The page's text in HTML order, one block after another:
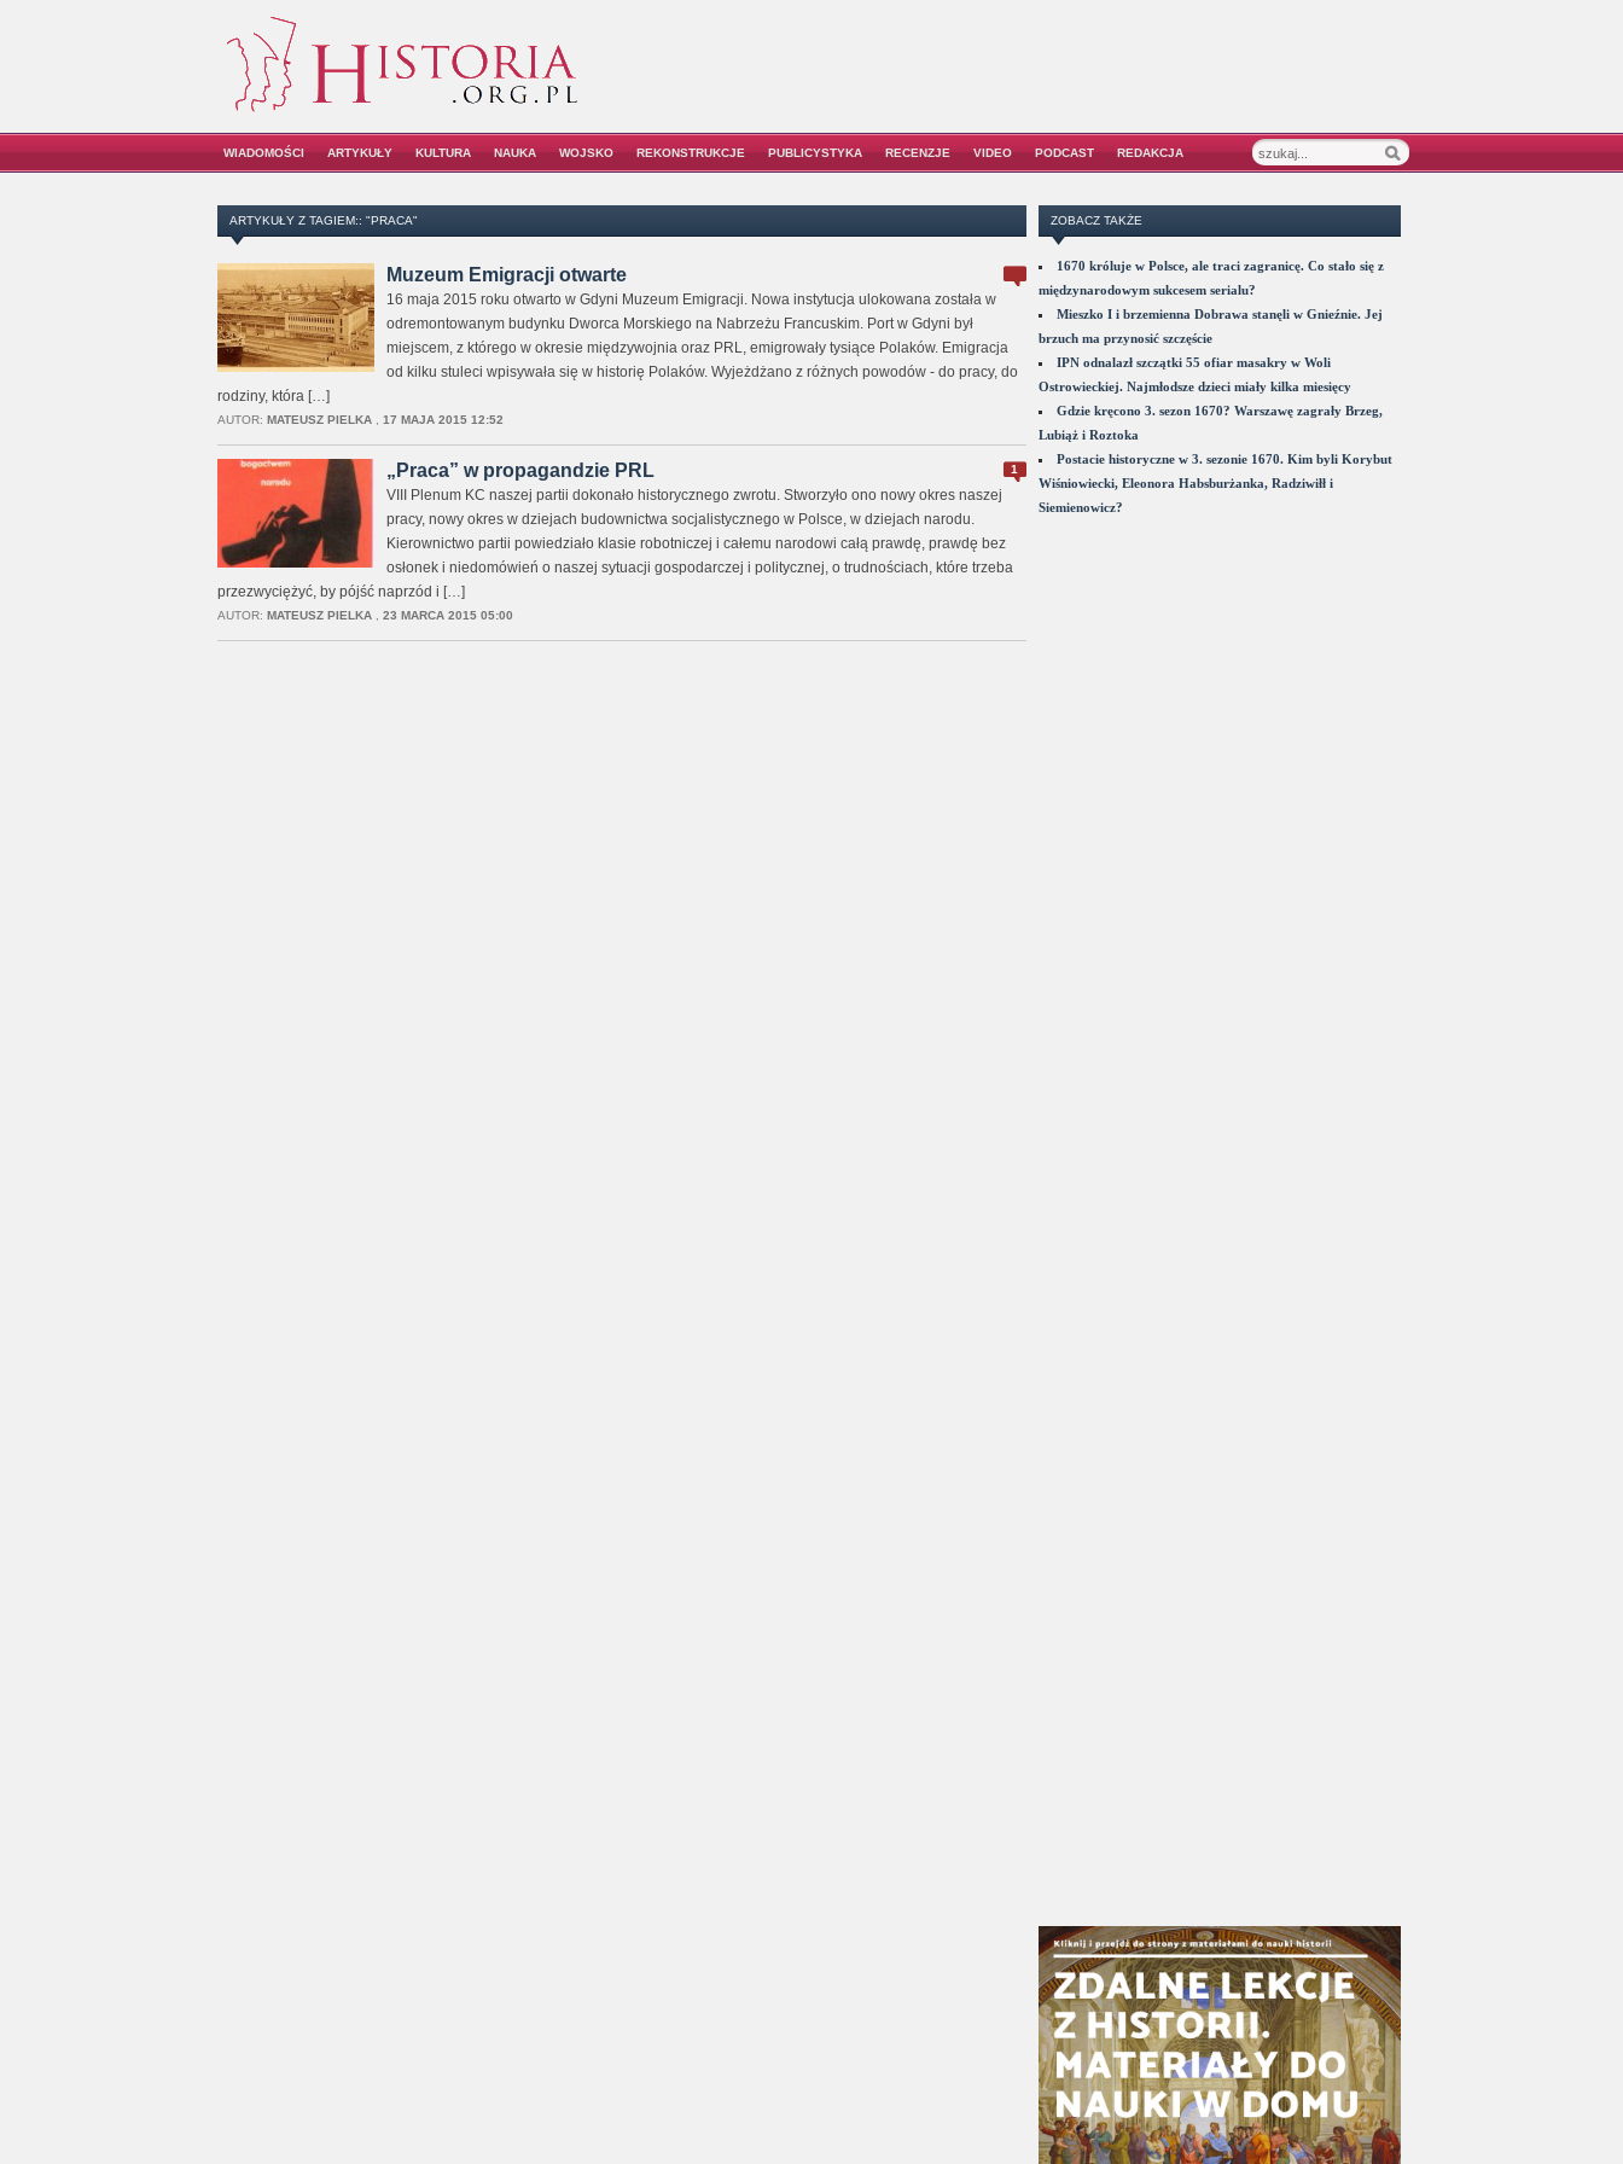
WIADOMOŚCI ARTYKUŁY KULTURA NAUKA WOJSKO REKONSTRUKCJE PUBLICYSTYKA RECENZJE VIDEO PODCAST REDAKCJA
ARTYKUŁY Z TAGIEM:: "PRACA"
Muzeum Emigracji otwarte
16 maja 2015 roku otwarto w Gdyni Muzeum Emigracji. Nowa instytucja ulokowana została w
odremontowanym budynku Dworca Morskiego na Nabrzeżu Francuskim. Port w Gdyni był
miejscem, z którego w okresie międzywojnia oraz PRL, emigrowały tysiące Polaków. Emigracja
od kilku stuleci wpisywała się w historię Polaków. Wyjeżdżano z różnych powodów - do pracy, do
rodziny, która […]
AUTOR: MATEUSZ PIELKA, 17 MAJA 2015 12:52
1
„Praca” w propagandzie PRL
VIII Plenum KC naszej partii dokonało historycznego zwrotu. Stworzyło ono nowy okres naszej
pracy, nowy okres w dziejach budownictwa socjalistycznego w Polsce, w dziejach narodu.
Kierownictwo partii powiedziało klasie robotniczej i całemu narodowi całą prawdę, prawdę bez
osłonek i niedomówień o naszej sytuacji gospodarczej i politycznej, o trudnościach, które trzeba
przezwyciężyć, by pójść naprzód i […]
AUTOR: MATEUSZ PIELKA, 23 MARCA 2015 05:00
ZOBACZ TAKŻE
1670 króluje w Polsce, ale traci zagranicę. Co stało się z
międzynarodowym sukcesem serialu?
Mieszko I i brzemienna Dobrawa stanęli w Gnieźnie. Jej
brzuch ma przynosić szczęście
IPN odnalazł szczątki 55 ofiar masakry w Woli
Ostrowieckiej. Najmłodsze dzieci miały kilka miesięcy
Gdzie kręcono 3. sezon 1670? Warszawę zagrały Brzeg,
Lubiąż i Roztoka
Postacie historyczne w 3. sezonie 1670. Kim byli Korybut
Wiśniowiecki, Eleonora Habsburżanka, Radziwiłł i
Siemienowicz?